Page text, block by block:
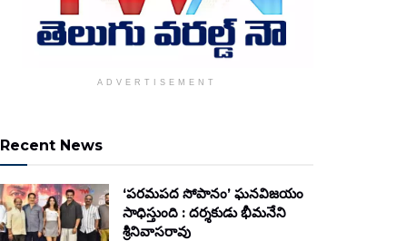
ADVERTISEMENT
Recent News
‘పరమపద సోపానం’ ఘనవిజయం
సాధిస్తుంది : దర్శకుడు భీమనేని
శ్రీనివాసరావు